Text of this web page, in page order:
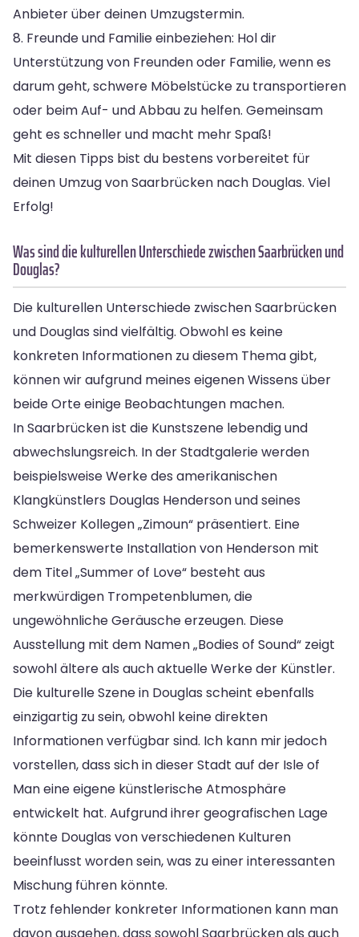
Anbieter über deinen Umzugstermin.
8. Freunde und Familie einbeziehen: Hol dir
Unterstützung von Freunden oder Familie, wenn es
darum geht, schwere Möbelstücke zu transportieren
oder beim Auf- und Abbau zu helfen. Gemeinsam
geht es schneller und macht mehr Spaß!
Mit diesen Tipps bist du bestens vorbereitet für
deinen Umzug von Saarbrücken nach Douglas. Viel
Erfolg!
Was sind die kulturellen Unterschiede zwischen Saarbrücken und
Douglas?
Die kulturellen Unterschiede zwischen Saarbrücken
und Douglas sind vielfältig. Obwohl es keine
konkreten Informationen zu diesem Thema gibt,
können wir aufgrund meines eigenen Wissens über
beide Orte einige Beobachtungen machen.
In Saarbrücken ist die Kunstszene lebendig und
abwechslungsreich. In der Stadtgalerie werden
beispielsweise Werke des amerikanischen
Klangkünstlers Douglas Henderson und seines
Schweizer Kollegen „Zimoun“ präsentiert. Eine
bemerkenswerte Installation von Henderson mit
dem Titel „Summer of Love“ besteht aus
merkwürdigen Trompetenblumen, die
ungewöhnliche Geräusche erzeugen. Diese
Ausstellung mit dem Namen „Bodies of Sound“ zeigt
sowohl ältere als auch aktuelle Werke der Künstler.
Die kulturelle Szene in Douglas scheint ebenfalls
einzigartig zu sein, obwohl keine direkten
Informationen verfügbar sind. Ich kann mir jedoch
vorstellen, dass sich in dieser Stadt auf der Isle of
Man eine eigene künstlerische Atmosphäre
entwickelt hat. Aufgrund ihrer geografischen Lage
könnte Douglas von verschiedenen Kulturen
beeinflusst worden sein, was zu einer interessanten
Mischung führen könnte.
Trotz fehlender konkreter Informationen kann man
davon ausgehen, dass sowohl Saarbrücken als auch